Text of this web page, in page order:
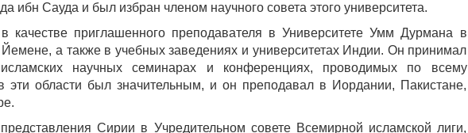
ибн Сауда и был избран членом научного совета этого университета.
качестве приглашенного преподавателя в Университете Умм Дурмана в
а также в учебных заведениях и университетах Индии. Он принимал
научных семинарах и конференциях, проводимых по всему
эти области был значительным, и он преподавал в Иордании, Пакистане,
Сирии в Учредительном совете Всемирной исламской лиги,